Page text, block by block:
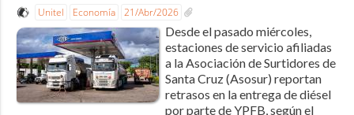
Unitel Economía 21/Abr/2026
Desde el pasado miércoles,
estaciones de servicio afiliadas
a la Asociación de Surtidores de
Santa Cruz (Asosur) reportan
retrasos en la entrega de diésel
por parte de YPFB, según el